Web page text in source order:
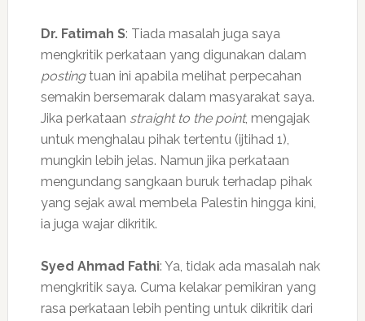
Dr. Fatimah S: Tiada masalah juga saya
mengkritik perkataan yang digunakan dalam
postingtuan ini apabila melihat perpecahan
semakin bersemarak dalam masyarakat saya.
Jika perkataan straight to the point, mengajak
untuk menghalau pihak tertentu (ijtihad 1),
mungkin lebih jelas. Namun jika perkataan
mengundang sangkaan buruk terhadap pihak
yang sejak awal membela Palestin hingga kini,
ia juga wajar dikritik.
Syed Ahmad Fathi: Ya, tidak ada masalah nak
mengkritik saya. Cuma kelakar pemikiran yang
rasa perkataan lebih penting untuk dikritik dari